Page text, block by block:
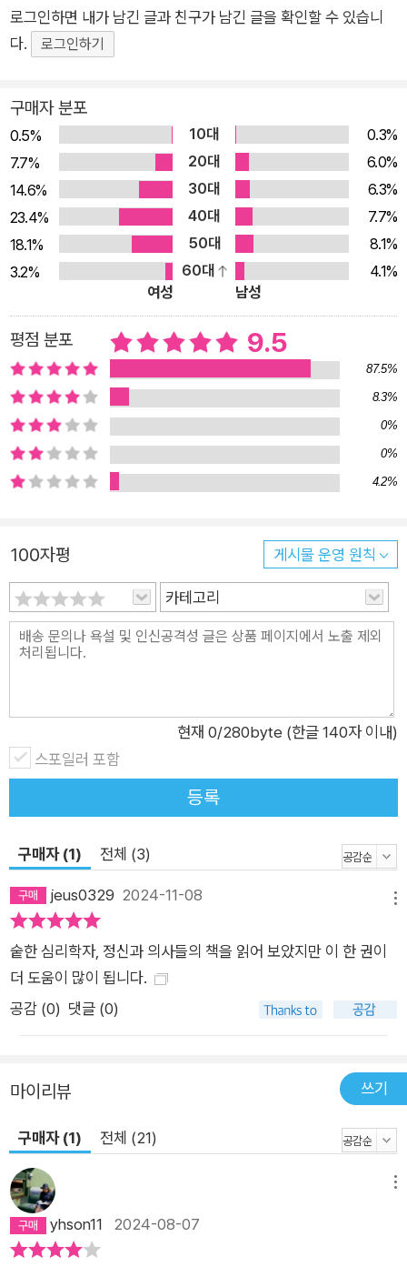
념들을 소개하면서, 타인과 나를 비교하거나 타인의 욕망에 휘둘
리지 않고 진정 나다운 모습으로 살아가는 방법들을 제시한다. 단
독자로서 고독의 자유를 만끽하고, 어린아이처럼 창조적인 세계
명에 감사하고, 노예가 아닌 주인의 삶을 영위하고, 지금 이 순간
을 긍정하는 등 자신을 사랑하고 자존감을 높일 수 있는 다양한
기술을 가르쳐준다. 독자 여러분도 니체를 읽으며 껍데기로 치장
한 ‘가짜 자존감’이 아니라 속부터 단단한 ‘진짜 자존감’을 갖추길
바란다. 자기 자신은 물론이고 타인과 세상 모든 것을 진심으로
사랑하는 소중한 경험을 얻게 될 것이다. 니체를 읽어야 하는 가
장 중요한 이유 “이웃을 네 몸처럼 사랑하되, 먼저 너 자신부터
알아야 한다고 말했다. 그는 왜 유독 ‘자기애’나 ‘자기 긍정’을 강
조했을까? 니체가 살던 19세기는 진화론 등 과학이 발전하면서
신이 인간을 창조했다는 오랜 신앙에 균열이 가기 시작했다. 니체
역시 ‘신의 죽음’을 선언하며 “신은 거룩하고 우월하지만, 인간은
세속적이고 열등하다”라는 낡은 이분법을 과감히 깨뜨렸다. 나아
가 “신을 사랑하고 이웃을 사랑하라”라는 종교의 도덕률을 초월
해, 먼저 자기 자신부터 사랑할 줄 알아야 한다고 주장했다. 오늘
우리는 다양한 분야에서 뛰어난 존재를 비교 대상으로 삼아 굳이
스스로 자존감을 떨어뜨린다. 특히 인스타, 블로그, 유튜브 등 S
NS가 발달하면서 그 정도가 더 심해지고 있다. SNS는 개인의
외모, 학력, 직장, 인맥, 돈, 심지어 ‘행복한 삶’까지 만천하에 전시
하는 자기 인정 욕구의 박람회장이 되어버렸다. 누군가는 자신을
에 비교 대상이 많이 노출되고 있는 만큼, 열등감과 자기혐오감을
심하게 느낄 수밖에 없는 시대가 되었다. 그래서일까. 세상에 나
온 지 150년이 넘은 니체의 대표적 저서 『차라투스트라는 이렇게
말했다』는 그 매력이 시들기는커녕 지금이야말로 꼭 읽어야 책으
“사람은 자신을 사랑하는 기술을 부단히 배우고 익혀야 한다.”_
만, 니체에게 배우는 ‘자존감 키우는 기술’은 가치 있는 인생을 사
는 데 필요한 가장 현실적인 방법이다. 40년 동안 니체를 읽어온
‘니체 애독자’ 사이토 다카시는 자존감이 낮아지기 쉬운 지금이야
말로 니체를 꼭 읽어야 한다며 이 책을 집필했다. ‘신의 죽음’, ‘초
인’, ‘아모르 파티’, ‘힘에의 의지’, ‘영원 회귀’ 등 니체 철학의 주요
개념들을 소개하면서, 타인과 나를 비교하거나 타인의 욕망에 휘
먼저 남과 자신을 비교하는 것을 무엇보다 경계하라고 말한다. S
교하기보다 과거의 나와 현재의 나를 비교하고, 남 부러워할 시간
에 나만의 재능을 발굴하고, 질투심을 향상심(向上心)으로 바꾸
라고 조언한다. 또한 나는 언제나 내 편이 되어주고, 유전적으로
바꿀 수 없는 것은 그냥 받아들이고, 혼자만의 시간을 즐길 줄 아
는 ‘단독자’가 되고, 자신이 좋아하는 일은 자기 안에서 찾기를 종
로그인하면 내가 남긴 글과 친구가 남긴 글을 확인할 수 있습니
다.
로그인하기
구매자 분포
0.5% 10대
0.3%
7.7%
20대
6.0%
14.6%
30대
6.3%
23.4%
40대
7.7%
18.1%
50대
8.1%
3.2%
60대
4.1%
여성
남성
평점 분포 9.5
87.5%
8.3%
0%
0%
4.2%
100자평 게시물 운영 원칙
카테고리
현재 0/280byte (한글 140자 이내)
스포일러 포함
등록
구매자 (1) 전체 (3)
jeus0329 2024-11-08
숱한 심리학자, 정신과 의사들의 책을 읽어 보았지만 이 한 권이
더 도움이 많이 됩니다.
공감 (0) 댓글 (0)
마이리뷰 쓰기
구매자 (1) 전체 (21)
yhson11 2024-08-07